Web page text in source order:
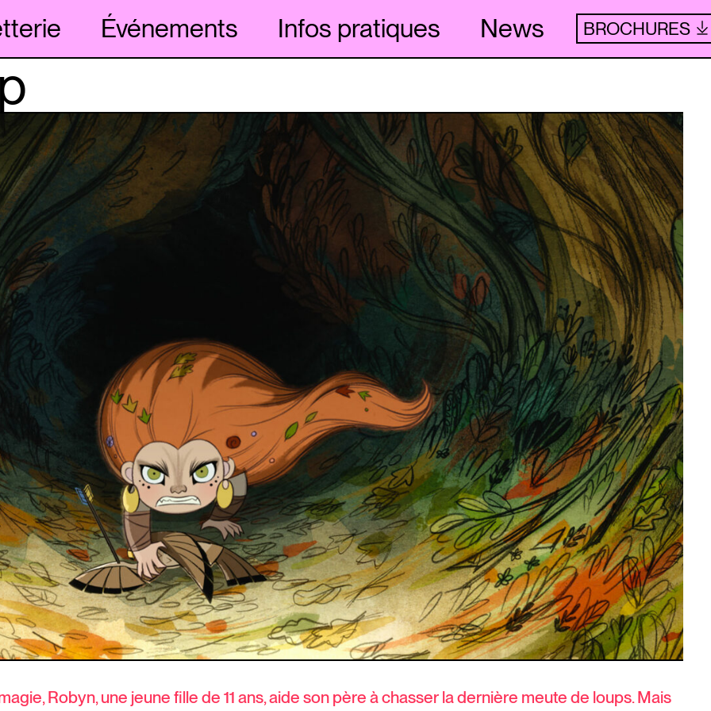
Événements Infos pratiques News BROCHURES
Robyn, une jeune fille de 11 ans, aide son père à chasser la dernière meute de loups. Mais